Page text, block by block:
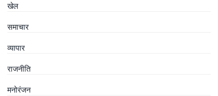
खेल
समाचार
व्यापार
राजनीति
मनोरंजन